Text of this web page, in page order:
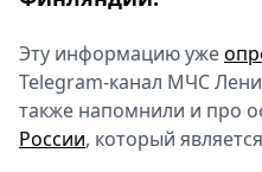
Эту информацию уже
Telegram-канал МЧС
также напомнили и про
России, который